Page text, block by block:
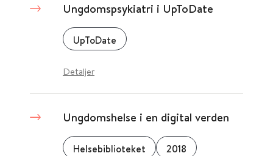
Ungdomspsykiatri i UpToDate
UpToDate
Detaljer
Ungdomshelse i en digital verden
Helsebiblioteket 2018